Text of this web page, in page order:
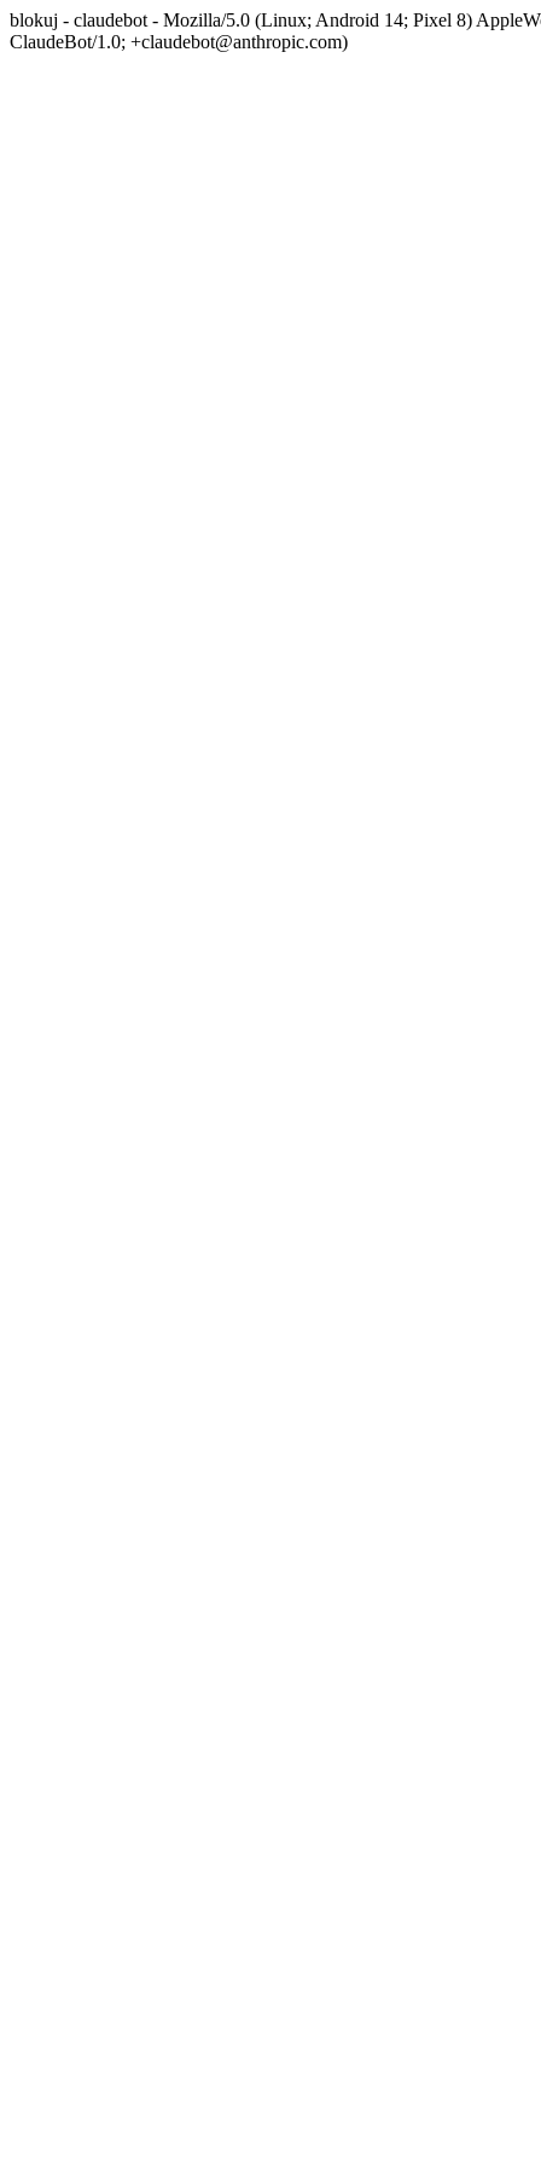
blokuj - claudebot - Mozilla/5.0 (Linux; Android 14; Pixel 8)
ClaudeBot/1.0; +claudebot@anthropic.com)